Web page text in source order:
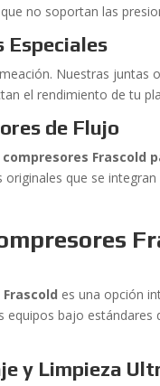
no soportan las
Especiales
Nuestras
el rendimiento de tu
de Flujo
compresores Frascold
que se
es una opción
bajo estándares
y Limpieza